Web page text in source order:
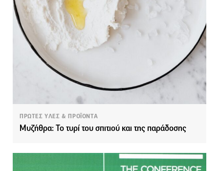
ΠΡΩΤΕΣ ΥΛΕΣ & ΠΡΟΪΟΝΤΑ
Μυζήθρα: Το τυρί του σπιτιού και της παράδοσης